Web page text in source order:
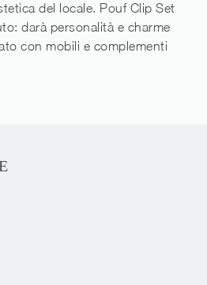
del locale. Pouf Clip Set
darà personalità e charme
con mobili e complementi